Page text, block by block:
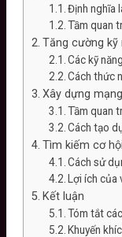
Hoạt động
Tuyển dụng
Tra cứu pháp luật
Tin tức
Liên hệ
Định nghĩa
Tầm quan
Tăng cường kỹ
Các kỹ
Cách thức
Xây dựng
Tầm quan
Cách tạo
Tìm kiếm cơ
Cách sử
Lợi ích
Kết luận
Tóm tắt
Khuyến